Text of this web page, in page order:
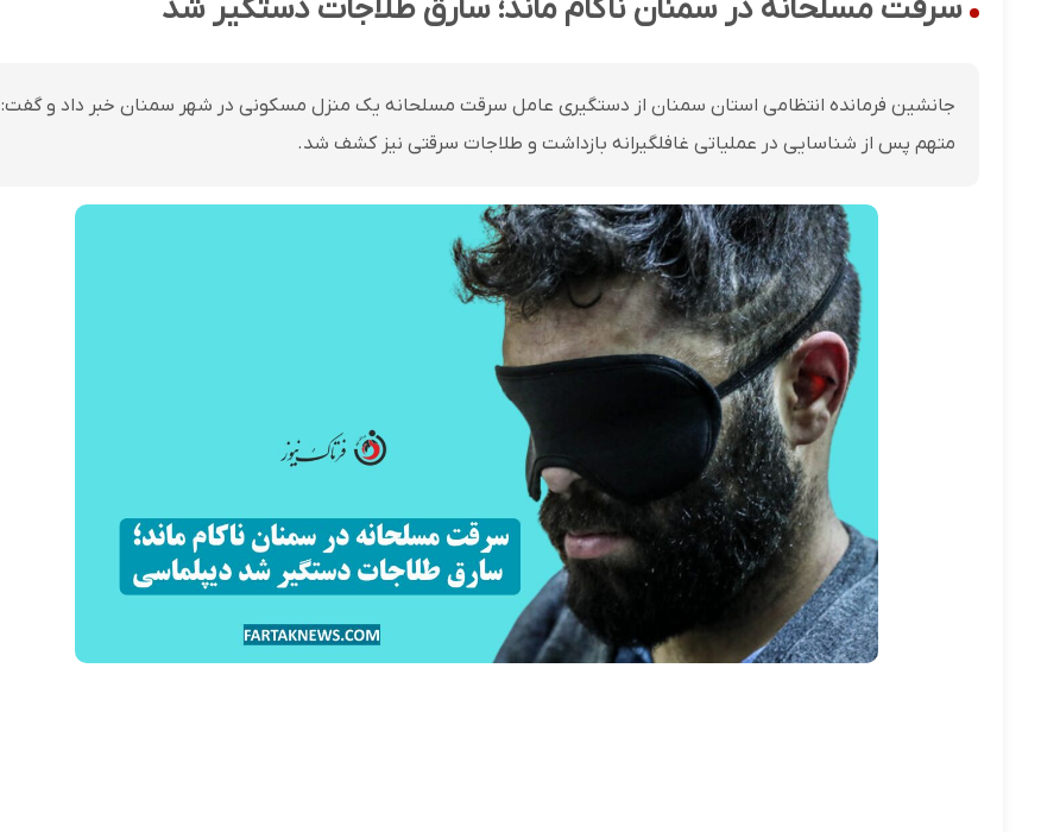
سرقت مسلحانه در سمنان ناکام ماند؛ سارق طلاجات دستگیر شد
جانشین فرمانده انتظامی استان سمنان از دستگیری عامل سرقت مسلحانه یک منزل مسکونی در شهر سمنان خبر داد و گفت:
متهم پس از شناسایی در عملیاتی غافلگیرانه بازداشت و طلاجات سرقتی نیز کشف شد.